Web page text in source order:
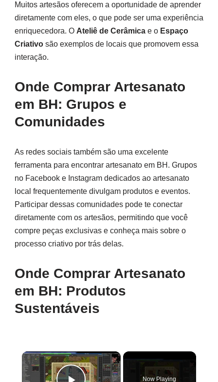
Muitos artesãos oferecem a oportunidade de aprender
diretamente com eles, o que pode ser uma experiência
enriquecedora. O Ateliê de Cerâmica e o Espaço
Criativo são exemplos de locais que promovem essa
interação.
Onde Comprar Artesanato
em BH: Grupos e
Comunidades
As redes sociais também são uma excelente
ferramenta para encontrar artesanato em BH. Grupos
no Facebook e Instagram dedicados ao artesanato
local frequentemente divulgam produtos e eventos.
Participar dessas comunidades pode te conectar
diretamente com os artesãos, permitindo que você
compre peças exclusivas e conheça mais sobre o
processo criativo por trás delas.
Onde Comprar Artesanato
em BH: Produtos
Sustentáveis
×
Now Playing